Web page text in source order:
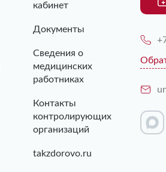
кабинет
Документы
Сведения о
медицинских
работниках
Контакты
контролирующих
организаций
takzdorovo.ru